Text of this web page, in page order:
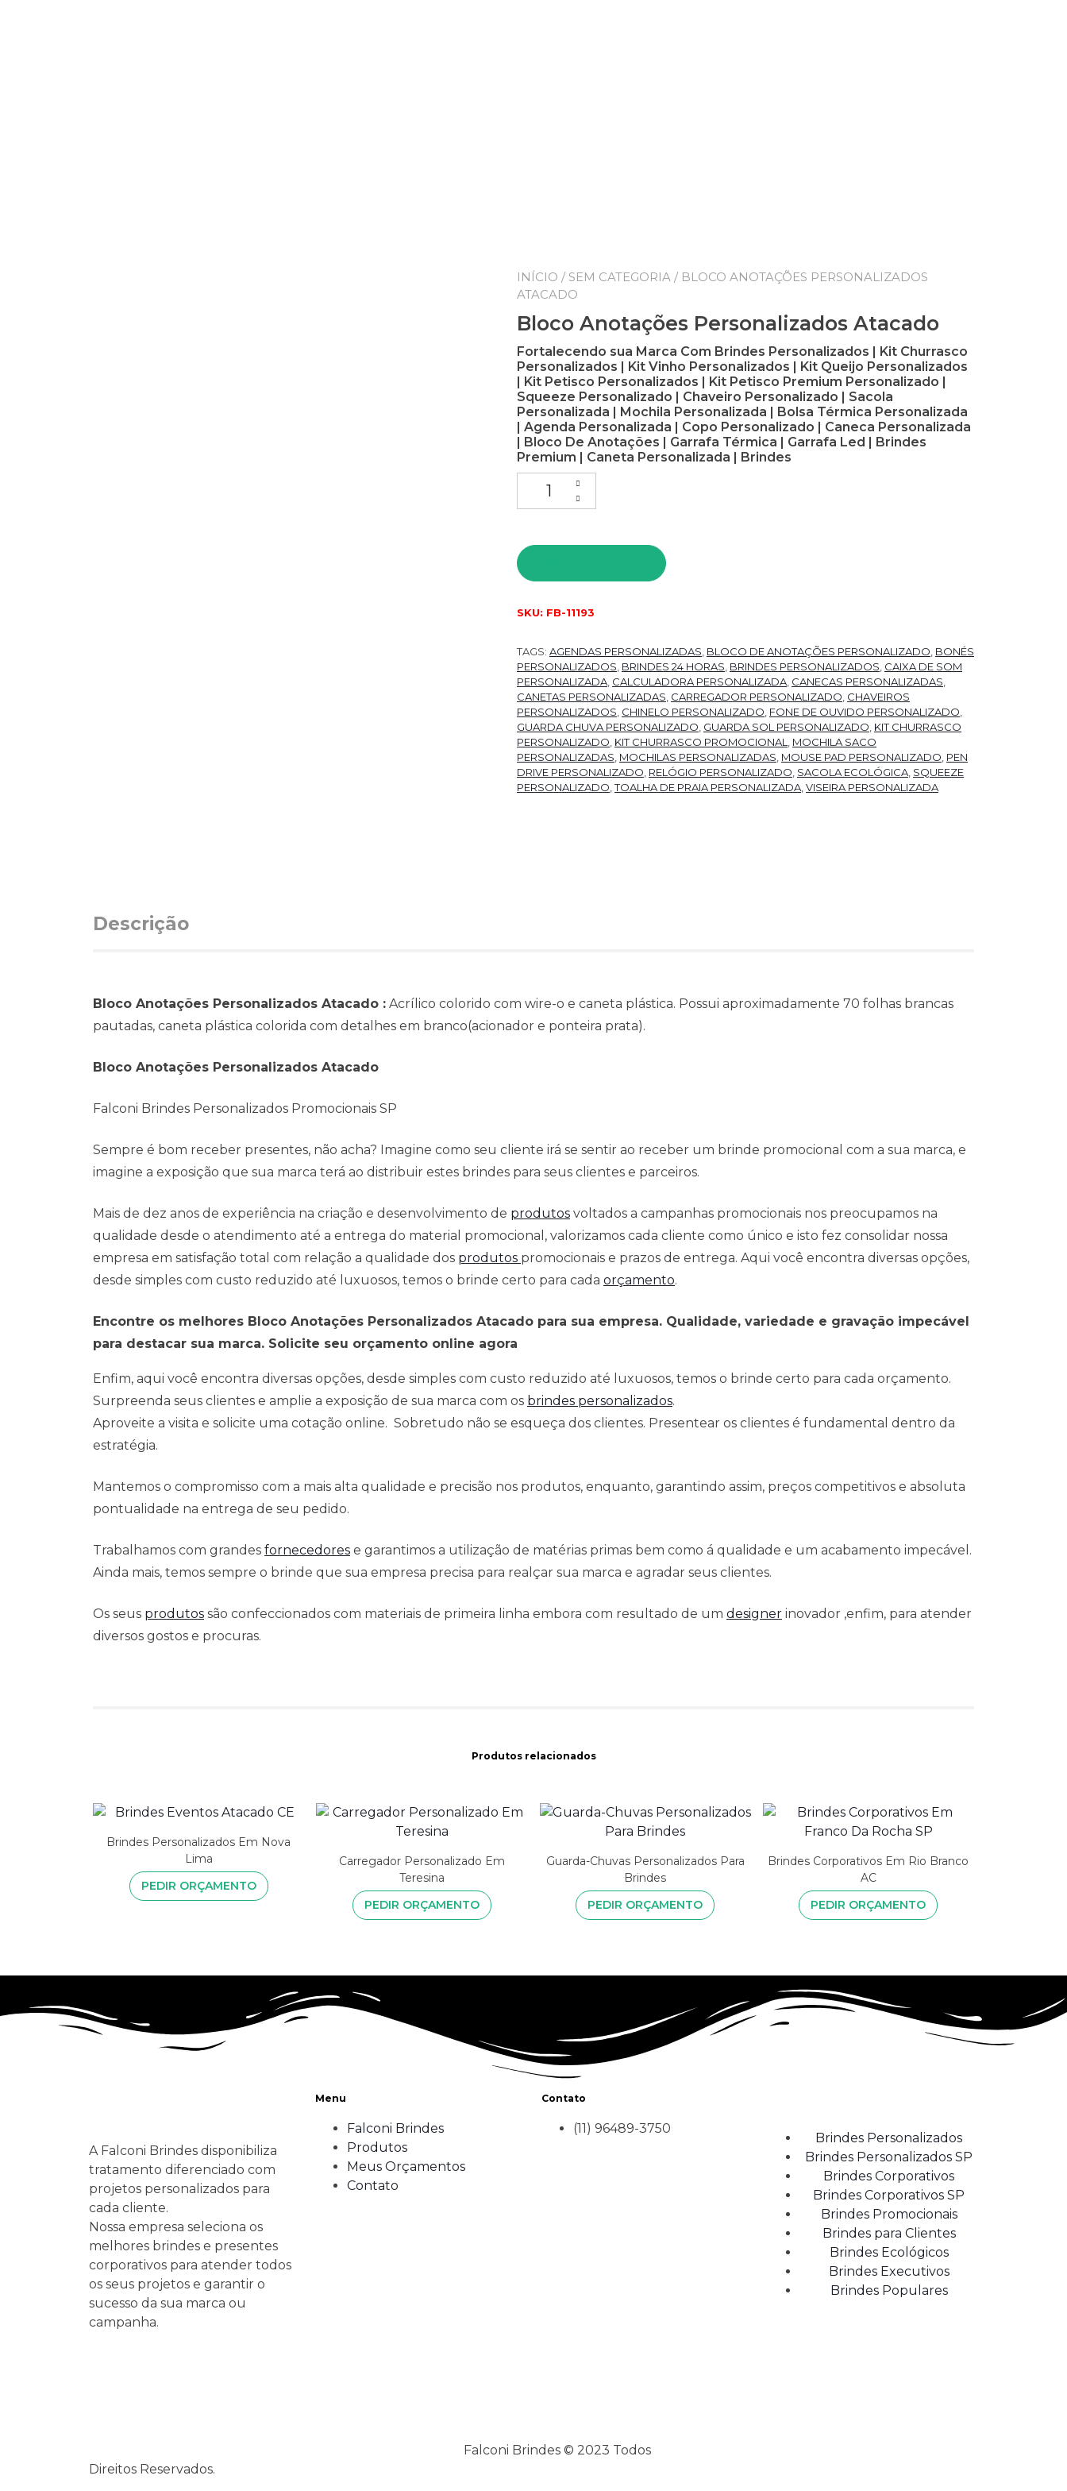
INÍCIO / SEM CATEGORIA / BLOCO ANOTAÇÕES PERSONALIZADOS
ATACADO
Bloco Anotações Personalizados Atacado
Fortalecendo sua Marca Com Brindes Personalizados | Kit Churrasco
Personalizados | Kit Vinho Personalizados | Kit Queijo Personalizados
| Kit Petisco Personalizados | Kit Petisco Premium Personalizado |
Squeeze Personalizado | Chaveiro Personalizado | Sacola
Personalizada | Mochila Personalizada | Bolsa Térmica Personalizada
| Agenda Personalizada | Copo Personalizado | Caneca Personalizada
| Bloco De Anotações | Garrafa Térmica | Garrafa Led | Brindes
Premium | Caneta Personalizada | Brindes
SKU: FB-11193
TAGS: AGENDAS PERSONALIZADAS BLOCO DE ANOTAÇÕES PERSONALIZADO BONÉS
PERSONALIZADOS BRINDES 24 HORAS BRINDES PERSONALIZADOS CAIXA DE SOM
PERSONALIZADA CALCULADORA PERSONALIZADA CANECAS PERSONALIZADAS
CANETAS PERSONALIZADAS CARREGADOR PERSONALIZADO CHAVEIROS
PERSONALIZADOS CHINELO PERSONALIZADO FONE DE OUVIDO PERSONALIZADO
GUARDA CHUVA PERSONALIZADO GUARDA SOL PERSONALIZADO KIT CHURRASCO
PERSONALIZADO KIT CHURRASCO PROMOCIONAL
MOCHILA SACO
PERSONALIZADAS MOCHILAS PERSONALIZADAS MOUSE PAD PERSONALIZADO PEN
DRIVE PERSONALIZADO RELÓGIO PERSONALIZADO SACOLA ECOLÓGICA SQUEEZE
PERSONALIZADO ,TOALHA DE PRAIA PERSONALIZADA VISEIRA PERSONALIZADA
Descrição
Bloco Anotações Personalizados Atacado : Acrílico colorido com wire-o e caneta plástica. Possui aproximadamente 70 folhas brancas
pautadas, caneta plástica colorida com detalhes em branco(acionador e ponteira prata).
Bloco Anotações Personalizados Atacado
Falconi Brindes Personalizados Promocionais SP
Sempre é bom receber presentes, não acha? Imagine como seu cliente irá se sentir ao receber um brinde promocional com a sua marca, e
imagine a exposição que sua marca terá ao distribuir estes brindes para seus clientes e parceiros.
Mais de dez anos de experiência na criação e desenvolvimento de produtos voltados a campanhas promocionais nos preocupamos na
qualidade desde o atendimento até a entrega do material promocional, valorizamos cada cliente como único e isto fez consolidar nossa
empresa em satisfação total com relação a qualidade dos produtos promocionais e prazos de entrega. Aqui você encontra diversas opções,
desde simples com custo reduzido até luxuosos, temos o brinde certo para cada orçamento.
Encontre os melhores Bloco Anotações Personalizados Atacado para sua empresa. Qualidade, variedade e gravação impecável
para destacar sua marca. Solicite seu orçamento online agora
Enfim, aqui você encontra diversas opções, desde simples com custo reduzido até luxuosos, temos o brinde certo para cada orçamento.
Surpreenda seus clientes e amplie a exposição de sua marca com os brindes personalizados.
Aproveite a visita e solicite uma cotação online. Sobretudo não se esqueça dos clientes. Presentear os clientes é fundamental dentro da
estratégia.
Mantemos o compromisso com a mais alta qualidade e precisão nos produtos, enquanto, garantindo assim, preços competitivos e absoluta
pontualidade na entrega de seu pedido.
Trabalhamos com grandes fornecedores e garantimos a utilização de matérias primas bem como á qualidade e um acabamento impecável.
Ainda mais, temos sempre o brinde que sua empresa precisa para realçar sua marca e agradar seus clientes.
Os seus produtos são confeccionados com materiais de primeira linha embora com resultado de um designer inovador ,enfim, para atender
diversos gostos e procuras.
Produtos relacionados
Brindes Personalizados Em Nova
Lima
PEDIR ORÇAMENTO
Carregador Personalizado Em
Teresina
PEDIR ORÇAMENTO
Guarda-Chuvas Personalizados Para
Brindes
PEDIR ORÇAMENTO
Brindes Corporativos Em Rio Branco
AC
PEDIR ORÇAMENTO
A Falconi Brindes disponibiliza
tratamento diferenciado com
projetos personalizados para
cada cliente.
Nossa empresa seleciona os
melhores brindes e presentes
corporativos para atender todos
os seus projetos e garantir o
sucesso da sua marca ou
campanha.
Menu
Falconi Brindes
Produtos
Meus Orçamentos
Contato
Contato
(11) 96489-3750
Brindes Personalizados
Brindes Personalizados SP
Brindes Corporativos
Brindes Corporativos SP
Brindes Promocionais
Brindes para Clientes
Brindes Ecológicos
Brindes Executivos
Brindes Populares
Falconi Brindes © 2023 Todos
Direitos Reservados.